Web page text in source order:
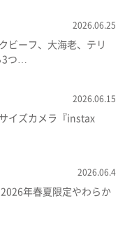
2026.06.25
ビーフ、大海老、テリ
3つ…
2026.06.15
イズカメラ『instax
2026.06.4
年春夏限定やわらか